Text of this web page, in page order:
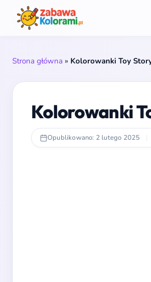
Strona główna » Kolorowanki Toy
Kolorowanki
Opublikowano: 2 lutego 2025 |